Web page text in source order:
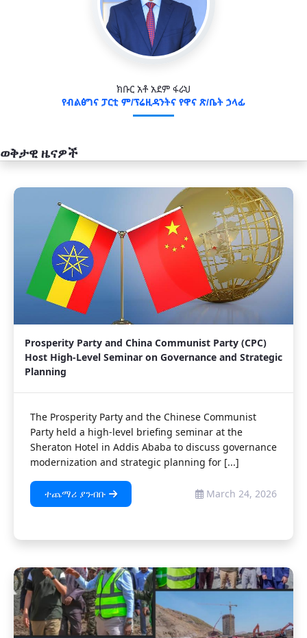
ክቡር አቶ አደም ፋራህ
የብልፅግና ፓርቲ ም/ፕሬዚዳንትና የዋና ጽ/ቤት ኃላፊ
ወቅታዊ ዜናዎች
አዲስ
Prosperity Party and China Communist Party (CPC)
Host High-Level Seminar on Governance and Strategic
Planning
The Prosperity Party and the Chinese Communist
Party held a high-level briefing seminar at the
Sheraton Hotel in Addis Ababa to discuss governance
modernization and strategic planning for [...]
ተጨማሪ ያንብቡ March 24, 2026